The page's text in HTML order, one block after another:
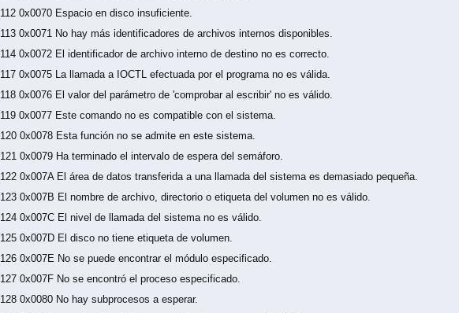
112 0x0070 Espacio en disco insuficiente.
113 0x0071 No hay más identificadores de archivos internos disponibles.
114 0x0072 El identificador de archivo interno de destino no es correcto.
117 0x0075 La llamada a IOCTL efectuada por el programa no es válida.
118 0x0076 El valor del parámetro de 'comprobar al escribir' no es válido.
119 0x0077 Este comando no es compatible con el sistema.
120 0x0078 Esta función no se admite en este sistema.
121 0x0079 Ha terminado el intervalo de espera del semáforo.
122 0x007A El área de datos transferida a una llamada del sistema es demasiado pequeña.
123 0x007B El nombre de archivo, directorio o etiqueta del volumen no es válido.
124 0x007C El nivel de llamada del sistema no es válido.
125 0x007D El disco no tiene etiqueta de volumen.
126 0x007E No se puede encontrar el módulo especificado.
127 0x007F No se encontró el proceso especificado.
128 0x0080 No hay subprocesos a esperar.